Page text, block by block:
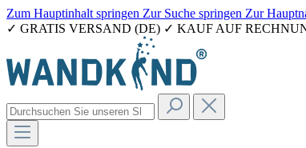
Zum Hauptinhalt springen Zur Suche springen Zur
✓ GRATIS VERSAND (DE) ✓ KAUF AUF